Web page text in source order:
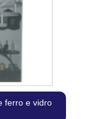
ferro e vidro